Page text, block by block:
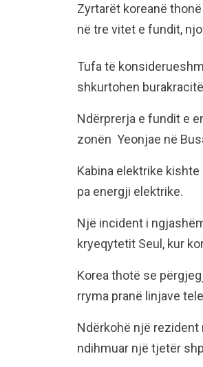
Zyrtarët koreanë
në tre vitet e fundit,
Tufa të
shkurtohen
Ndërprerja e fundit e
zonën Yeonjae në
Kabina elektrike
pa energji elektrike.
Një incident i
kryeqytetit Seul, kur
Korea thotë se
rryma pranë linjave
Ndërkohë një
ndihmuar një tjetër